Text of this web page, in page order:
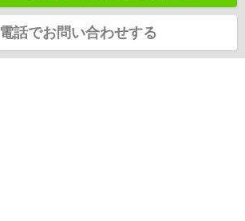
電話でお問い合わせする